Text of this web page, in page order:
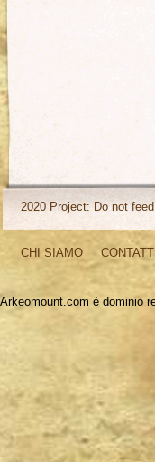
2020 Project: Do not
CHI SIAMO
Arkeomount.com è dominio